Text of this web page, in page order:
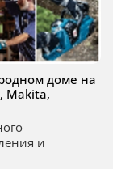
доме на
Makita,
и